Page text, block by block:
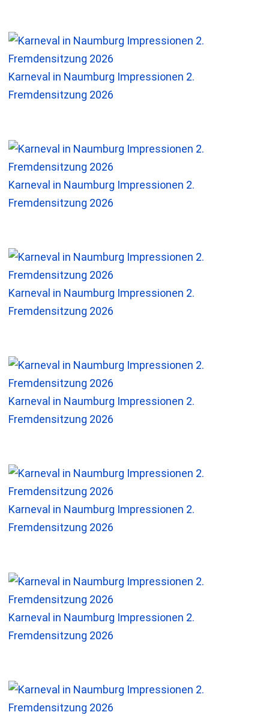
Karneval in Naumburg Impressionen 2.
Fremdensitzung 2026
Karneval in Naumburg Impressionen 2.
Fremdensitzung 2026
Karneval in Naumburg Impressionen 2.
Fremdensitzung 2026
Karneval in Naumburg Impressionen 2.
Fremdensitzung 2026
Karneval in Naumburg Impressionen 2.
Fremdensitzung 2026
Karneval in Naumburg Impressionen 2.
Fremdensitzung 2026